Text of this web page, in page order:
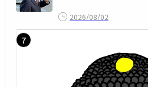
2026/08/02